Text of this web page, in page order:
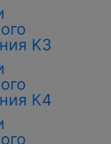
K3
К4